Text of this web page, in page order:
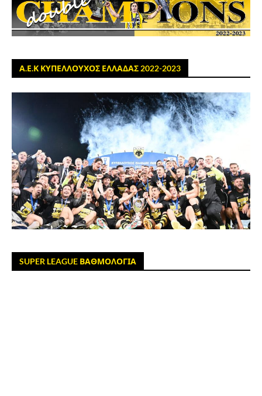
Α.Ε.Κ ΚΥΠΕΛΛΟΥΧΟΣ ΕΛΛΑΔΑΣ 2022-2023
SUPER LEAGUE ΒΑΘΜΟΛΟΓΙΑ